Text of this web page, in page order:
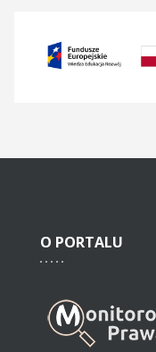
O PORTALU